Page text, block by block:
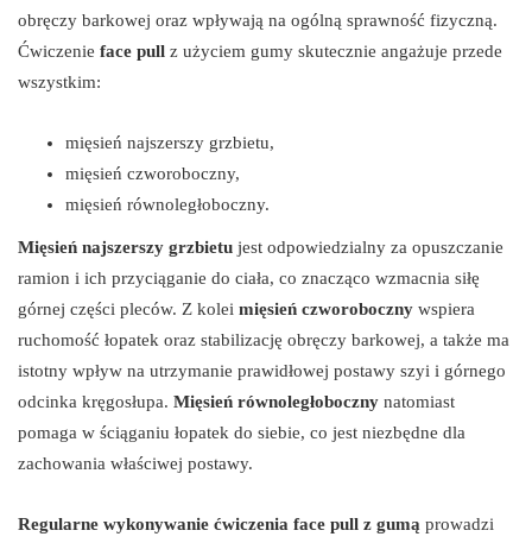
obręczy barkowej oraz wpływają na ogólną sprawność fizyczną.
Ćwiczenie face pull z użyciem gumy skutecznie angażuje przede
wszystkim:
mięsień najszerszy grzbietu,
mięsień czworoboczny,
mięsień równoległoboczny.
Mięsień najszerszy grzbietu jest odpowiedzialny za opuszczanie
ramion i ich przyciąganie do ciała, co znacząco wzmacnia siłę
górnej części pleców. Z kolei mięsień czworoboczny wspiera
ruchomość łopatek oraz stabilizację obręczy barkowej, a także ma
istotny wpływ na utrzymanie prawidłowej postawy szyi i górnego
odcinka kręgosłupa. Mięsień równoległoboczny natomiast
pomaga w ściąganiu łopatek do siebie, co jest niezbędne dla
zachowania właściwej postawy.
Regularne wykonywanie ćwiczenia face pull z gumą prowadzi